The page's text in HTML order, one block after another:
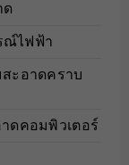
ด
ณ์ไฟฟ้า
ะอาดคราบ
ดคอมพิวเตอร์